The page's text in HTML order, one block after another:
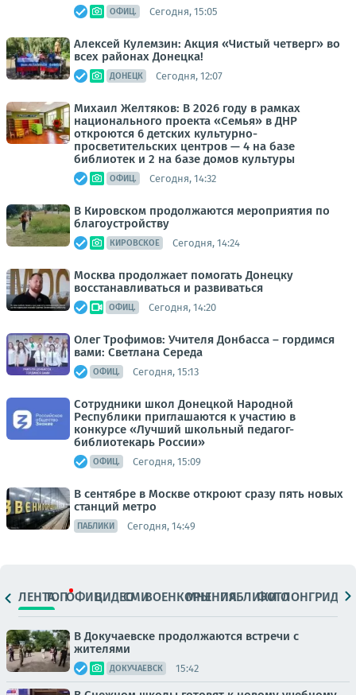
ОФИЦ. Сегодня, 15:05
Алексей Кулемзин: Акция «Чистый четверг» во
всех районах Донецка!
ДОНЕЦК Сегодня, 12:07
Михаил Желтяков: В 2026 году в рамках
национального проекта «Семья» в ДНР
откроются 6 детских культурно-
просветительских центров — 4 на базе
библиотек и 2 на базе домов культуры
ОФИЦ. Сегодня, 14:32
В Кировском продолжаются мероприятия по
благоустройству
КИРОВСКОЕ Сегодня, 14:24
Москва продолжает помогать Донецку
восстанавливаться и развиваться
ОФИЦ. Сегодня, 14:20
Олег Трофимов: Учителя Донбасса – гордимся
вами: Светлана Середа
ОФИЦ. Сегодня, 15:13
Сотрудники школ Донецкой Народной
Республики приглашаются к участию в
конкурсе «Лучший школьный педагог-
библиотекарь России»
ОФИЦ. Сегодня, 15:09
В сентябре в Москве откроют сразу пять новых
станций метро
ПАБЛИКИ Сегодня, 14:49
ЛЕНТАТОПОФИЦ.ВИДЕОСМИВОЕНКОРЫМНЕНИЯПАБЛИКИ
ФОТОЛОНГРИДЫ
В Докучаевске продолжаются встречи с
жителями
ДОКУЧАЕВСК 15:42